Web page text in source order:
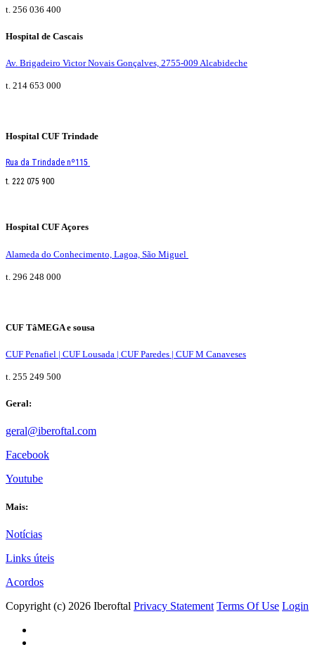
t. 256 036 400
Hospital de Cascais
Av. Brigadeiro Victor Novais Gonçalves, 2755-009 Alcabideche
t. 214 653 000
Hospital CUF Trindade
Rua da Trindade nº115
t. 222 075 900
Hospital CUF Açores
Alameda do Conhecimento, Lagoa, São Miguel
t. 296 248 000
CUF TâMEGA e sousa
CUF Penafiel | CUF Lousada | CUF Paredes | CUF M Canaveses
t. 255 249 500
Geral:
geral@iberoftal.com
Facebook
Youtube
Mais:
Notícias
Links úteis
Acordos
Copyright (c) 2026 Iberoftal Privacy Statement Terms Of Use Login